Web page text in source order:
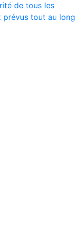
de tous les
prévus tout au long